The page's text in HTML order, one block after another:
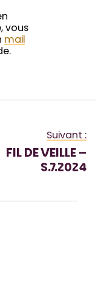
vous
mail
Suivant :
FIL DE VEILLE –
S.7.2024